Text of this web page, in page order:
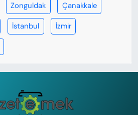
Zonguldak Çanakkale
İstanbul İzmir